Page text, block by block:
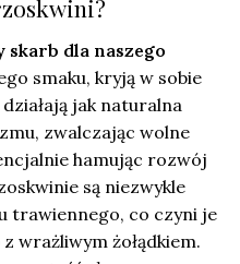
dla naszego
smaku, kryją w sobie
jak naturalna
zwalczając wolne
hamując rozwój
są niezwykle
trawiennego, co czyni je
wrażliwym żołądkiem.